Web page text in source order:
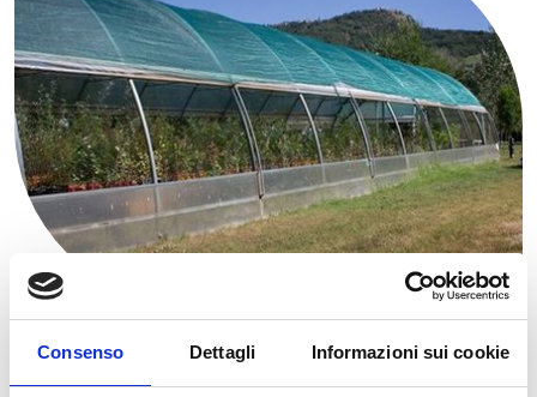
Consenso Dettagli Informazioni sui cookie
- 21 luglio 2026